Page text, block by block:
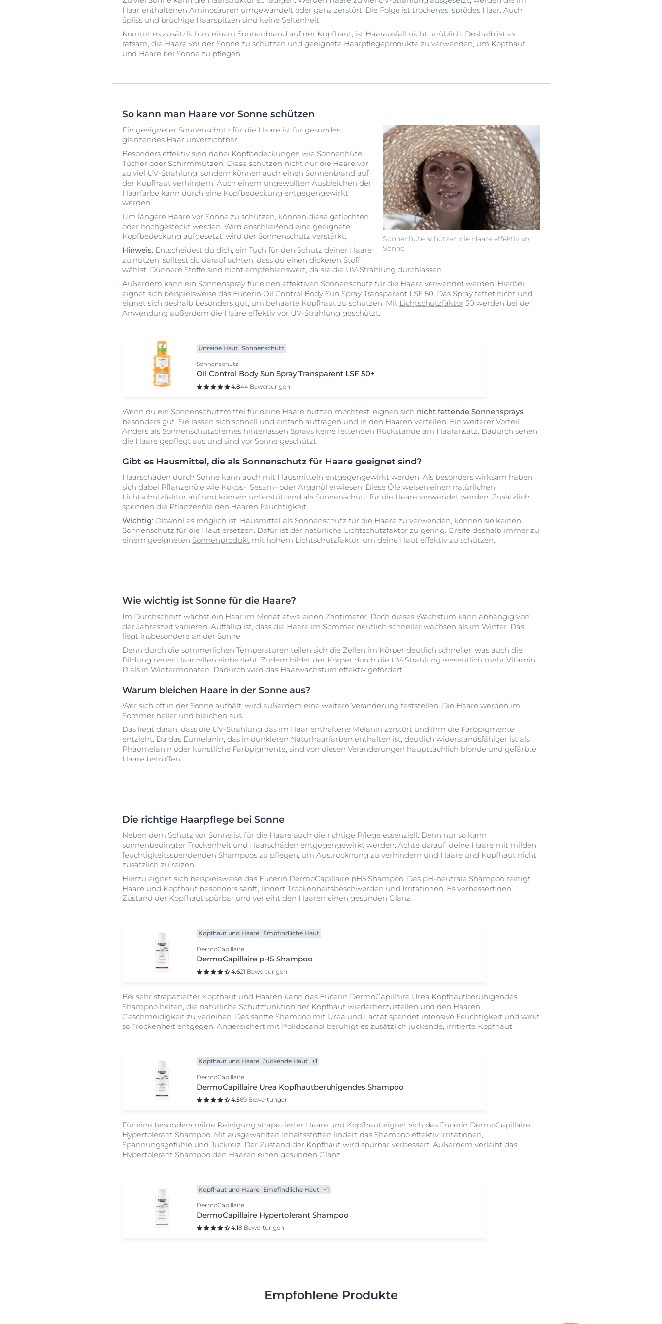
Haar enthaltenen Aminosäuren umgewandelt oder ganz zerstört. Die Folge ist trockenes, sprödes Haar. Auch
Spliss und brüchige Haarspitzen sind keine Seltenheit.
Kommt es zusätzlich zu einem Sonnenbrand auf der Kopfhaut, ist Haarausfall nicht unüblich. Deshalb ist es
ratsam, die Haare vor der Sonne zu schützen und geeignete Haarpflegeprodukte zu verwenden, um Kopfhaut
und Haare bei Sonne zu pflegen.
So kann man Haare vor Sonne schützen
Sonnenhüte schützen die Haare effektiv vor
Sonne.
Ein geeigneter Sonnenschutz für die Haare ist für gesundes,
glänzendes Haar unverzichtbar.
Besonders effektiv sind dabei Kopfbedeckungen wie Sonnenhüte,
Tücher oder Schirmmützen. Diese schützen nicht nur die Haare vor
zu viel UV-Strahlung, sondern können auch einen Sonnenbrand auf
der Kopfhaut verhindern. Auch einem ungewollten Ausbleichen der
Haarfarbe kann durch eine Kopfbedeckung entgegengewirkt
werden.
Um längere Haare vor Sonne zu schützen, können diese geflochten
oder hochgesteckt werden. Wird anschließend eine geeignete
Kopfbedeckung aufgesetzt, wird der Sonnenschutz verstärkt.
Hinweis: Entscheidest du dich, ein Tuch für den Schutz deiner Haare
zu nutzen, solltest du darauf achten, dass du einen dickeren Stoff
wählst. Dünnere Stoffe sind nicht empfehlenswert, da sie die UV-Strahlung durchlassen.
Außerdem kann ein Sonnenspray für einen effektiven Sonnenschutz für die Haare verwendet werden. Hierbei
eignet sich beispielsweise das Eucerin Oil Control Body Sun Spray Transparent LSF 50. Das Spray fettet nicht und
eignet sich deshalb besonders gut, um behaarte Kopfhaut zu schützen. Mit Lichtschutzfaktor 50 werden bei der
Anwendung außerdem die Haare effektiv vor UV-Strahlung geschützt.
Unreine Haut Sonnenschutz
Sonnenschutz
Oil Control Body Sun Spray Transparent LSF 50+
4.844 Bewertungen
Wenn du ein Sonnenschutzmittel für deine Haare nutzen möchtest, eignen sich nicht fettende Sonnensprays
besonders gut. Sie lassen sich schnell und einfach auftragen und in den Haaren verteilen. Ein weiterer Vorteil:
Anders als Sonnenschutzcremes hinterlassen Sprays keine fettenden Rückstände am Haaransatz. Dadurch sehen
die Haare gepflegt aus und sind vor Sonne geschützt.
Gibt es Hausmittel, die als Sonnenschutz für Haare geeignet sind?
Haarschäden durch Sonne kann auch mit Hausmitteln entgegengewirkt werden. Als besonders wirksam haben
sich dabei Pflanzenöle wie Kokos-, Sesam- oder Arganöl erwiesen. Diese Öle weisen einen natürlichen
Lichtschutzfaktor auf und können unterstützend als Sonnenschutz für die Haare verwendet werden. Zusätzlich
spenden die Pflanzenöle den Haaren Feuchtigkeit.
Wichtig: Obwohl es möglich ist, Hausmittel als Sonnenschutz für die Haare zu verwenden, können sie keinen
Sonnenschutz für die Haut ersetzen. Dafür ist der natürliche Lichtschutzfaktor zu gering. Greife deshalb immer zu
einem geeigneten Sonnenprodukt mit hohem Lichtschutzfaktor, um deine Haut effektiv zu schützen.
Wie wichtig ist Sonne für die Haare?
Im Durchschnitt wächst ein Haar im Monat etwa einen Zentimeter. Doch dieses Wachstum kann abhängig von
der Jahreszeit variieren. Auffällig ist, dass die Haare im Sommer deutlich schneller wachsen als im Winter. Das
liegt insbesondere an der Sonne.
Denn durch die sommerlichen Temperaturen teilen sich die Zellen im Körper deutlich schneller, was auch die
Bildung neuer Haarzellen einbezieht. Zudem bildet der Körper durch die UV-Strahlung wesentlich mehr Vitamin
D als in Wintermonaten. Dadurch wird das Haarwachstum effektiv gefördert.
Warum bleichen Haare in der Sonne aus?
Wer sich oft in der Sonne aufhält, wird außerdem eine weitere Veränderung feststellen: Die Haare werden im
Sommer heller und bleichen aus.
Das liegt daran, dass die UV-Strahlung das im Haar enthaltene Melanin zerstört und ihm die Farbpigmente
entzieht. Da das Eumelanin, das in dunkleren Naturhaarfarben enthalten ist, deutlich widerstandsfähiger ist als
Phäomelanin oder künstliche Farbpigmente, sind von diesen Veränderungen hauptsächlich blonde und gefärbte
Haare betroffen.
Die richtige Haarpflege bei Sonne
Neben dem Schutz vor Sonne ist für die Haare auch die richtige Pflege essenziell. Denn nur so kann
sonnenbedingter Trockenheit und Haarschäden entgegengewirkt werden. Achte darauf, deine Haare mit milden,
feuchtigkeitsspendenden Shampoos zu pflegen, um Austrocknung zu verhindern und Haare und Kopfhaut nicht
zusätzlich zu reizen.
Hierzu eignet sich beispielsweise das Eucerin DermoCapillaire pH5 Shampoo. Das pH-neutrale Shampoo reinigt
Haare und Kopfhaut besonders sanft, lindert Trockenheitsbeschwerden und Irritationen. Es verbessert den
Zustand der Kopfhaut spürbar und verleiht den Haaren einen gesunden Glanz.
Kopfhaut und Haare Empfindliche Haut
DermoCapillaire
DermoCapillaire pH5 Shampoo
4.621 Bewertungen
Bei sehr strapazierter Kopfhaut und Haaren kann das Eucerin DermoCapillaire Urea Kopfhautberuhigendes
Shampoo helfen, die natürliche Schutzfunktion der Kopfhaut wiederherzustellen und den Haaren
Geschmeidigkeit zu verleihen. Das sanfte Shampoo mit Urea und Lactat spendet intensive Feuchtigkeit und wirkt
so Trockenheit entgegen. Angereichert mit Polidocanol beruhigt es zusätzlich juckende, irritierte Kopfhaut.
Kopfhaut und Haare Juckende Haut +1
DermoCapillaire
DermoCapillaire Urea Kopfhautberuhigendes Shampoo
4.569 Bewertungen
Für eine besonders milde Reinigung strapazierter Haare und Kopfhaut eignet sich das Eucerin DermoCapillaire
Hypertolerant Shampoo. Mit ausgewählten Inhaltsstoffen lindert das Shampoo effektiv Irritationen,
Spannungsgefühle und Juckreiz. Der Zustand der Kopfhaut wird spürbar verbessert. Außerdem verleiht das
Hypertolerant Shampoo den Haaren einen gesunden Glanz.
Kopfhaut und Haare Empfindliche Haut +1
DermoCapillaire
DermoCapillaire Hypertolerant Shampoo
4.18 Bewertungen
Empfohlene Produkte